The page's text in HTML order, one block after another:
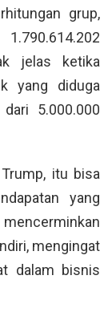
grup,
jelas ketika
yang diduga
5.000.000
itu bisa
yang
mengingat
dalam bisnis